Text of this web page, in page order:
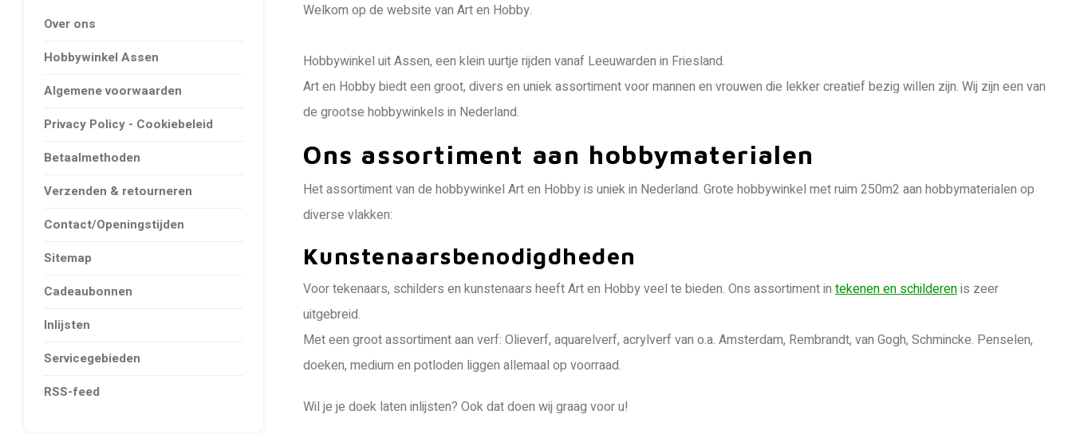
Over ons
Hobbywinkel Assen
Algemene voorwaarden
Privacy Policy - Cookiebeleid
Betaalmethoden
Verzenden & retourneren
Contact/Openingstijden
Sitemap
Cadeaubonnen
Inlijsten
Servicegebieden
RSS-feed
Welkom op de website van Art en Hobby.
Hobbywinkel uit Assen, een klein uurtje rijden vanaf Leeuwarden in Friesland.
Art en Hobby biedt een groot, divers en uniek assortiment voor mannen en vrouwen die lekker creatief bezig willen zijn. Wij zijn een van
de grootse hobbywinkels in Nederland.
Ons assortiment aan hobbymaterialen
Het assortiment van de hobbywinkel Art en Hobby is uniek in Nederland. Grote hobbywinkel met ruim 250m2 aan hobbymaterialen op
diverse vlakken:
Kunstenaarsbenodigdheden
Voor tekenaars, schilders en kunstenaars heeft Art en Hobby veel te bieden. Ons assortiment in tekenen en schilderenis zeer
uitgebreid.
Met een groot assortiment aan verf: Olieverf, aquarelverf, acrylverf van o.a. Amsterdam, Rembrandt, van Gogh, Schmincke. Penselen,
doeken, medium en potloden liggen allemaal op voorraad.
Wil je je doek laten inlijsten? Ook dat doen wij graag voor u!